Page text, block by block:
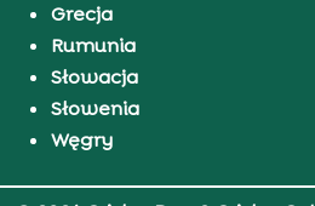
Grecja
Rumunia
Słowacja
Słowenia
Węgry